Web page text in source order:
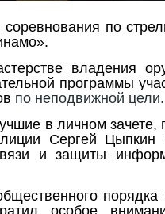
по
владения
программы
по неподвижной цели.
в личном зачете,
Сергей
и защиты